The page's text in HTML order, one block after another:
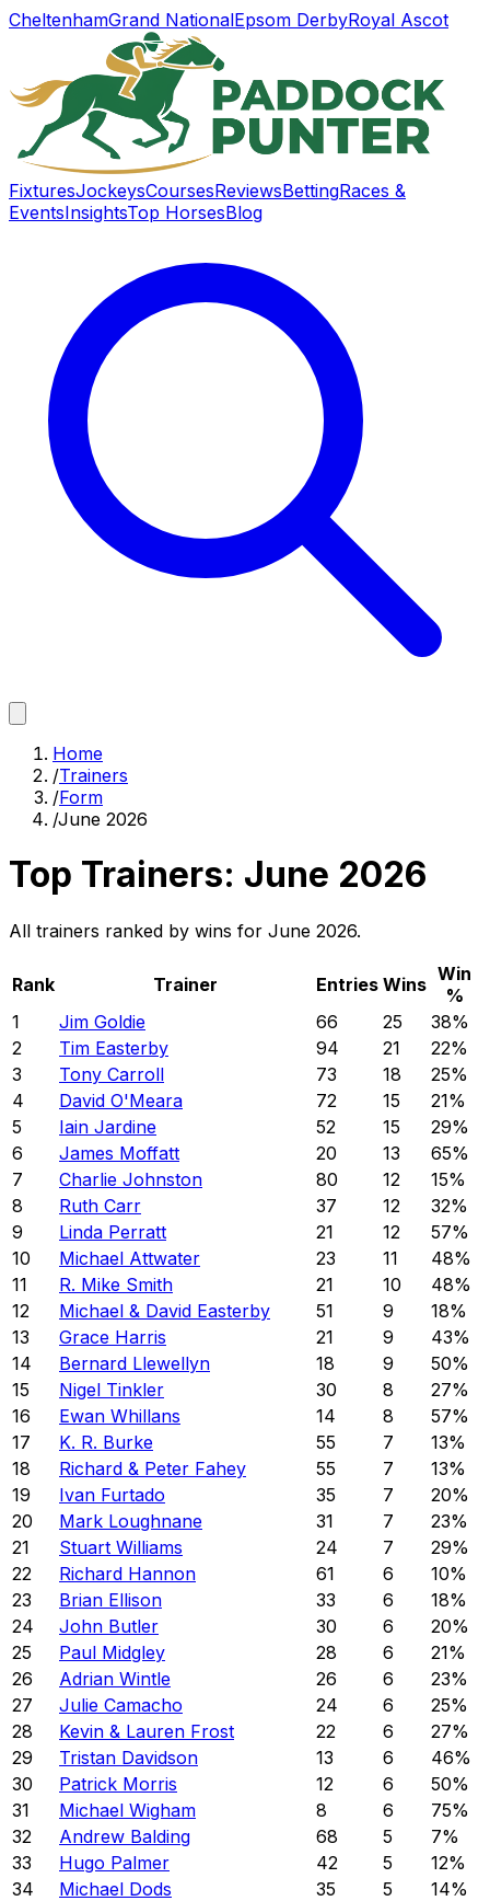
CheltenhamGrand NationalEpsom DerbyRoyal Ascot
FixturesJockeysCoursesReviewsBettingRaces &
EventsInsightsTop HorsesBlog
Home
/Trainers
/Form
/June 2026
Top Trainers: June 2026
All trainers ranked by wins for June 2026.
Rank Trainer Entries Wins Win
%
1
Jim Goldie 66 25 38%
2
Tim Easterby 94 21 22%
3
Tony Carroll 73 18 25%
4
David O'Meara 72 15 21%
5
Iain Jardine 52 15 29%
6
James Moffatt 20 13 65%
7
Charlie Johnston 80 12 15%
8
Ruth Carr 37 12 32%
9
Linda Perratt 21 12 57%
10
Michael Attwater 23 11 48%
11
R. Mike Smith 21 10 48%
12
Michael & David Easterby 51 9 18%
13
Grace Harris 21 9 43%
14
Bernard Llewellyn 18 9 50%
15
Nigel Tinkler 30 8 27%
16
Ewan Whillans 14 8 57%
17
K. R. Burke 55 7 13%
18
Richard & Peter Fahey 55 7 13%
19
Ivan Furtado 35 7 20%
20
Mark Loughnane 31 7 23%
21
Stuart Williams 24 7 29%
22
Richard Hannon 61 6 10%
23
Brian Ellison 33 6 18%
24
John Butler 30 6 20%
25
Paul Midgley 28 6 21%
26
Adrian Wintle 26 6 23%
27
Julie Camacho 24 6 25%
28
Kevin & Lauren Frost 22 6 27%
29
Tristan Davidson 13 6 46%
30
Patrick Morris 12 6 50%
31
Michael Wigham 8 6 75%
32
Andrew Balding 68 5 7%
33
Hugo Palmer 42 5 12%
34
Michael Dods 35 5 14%